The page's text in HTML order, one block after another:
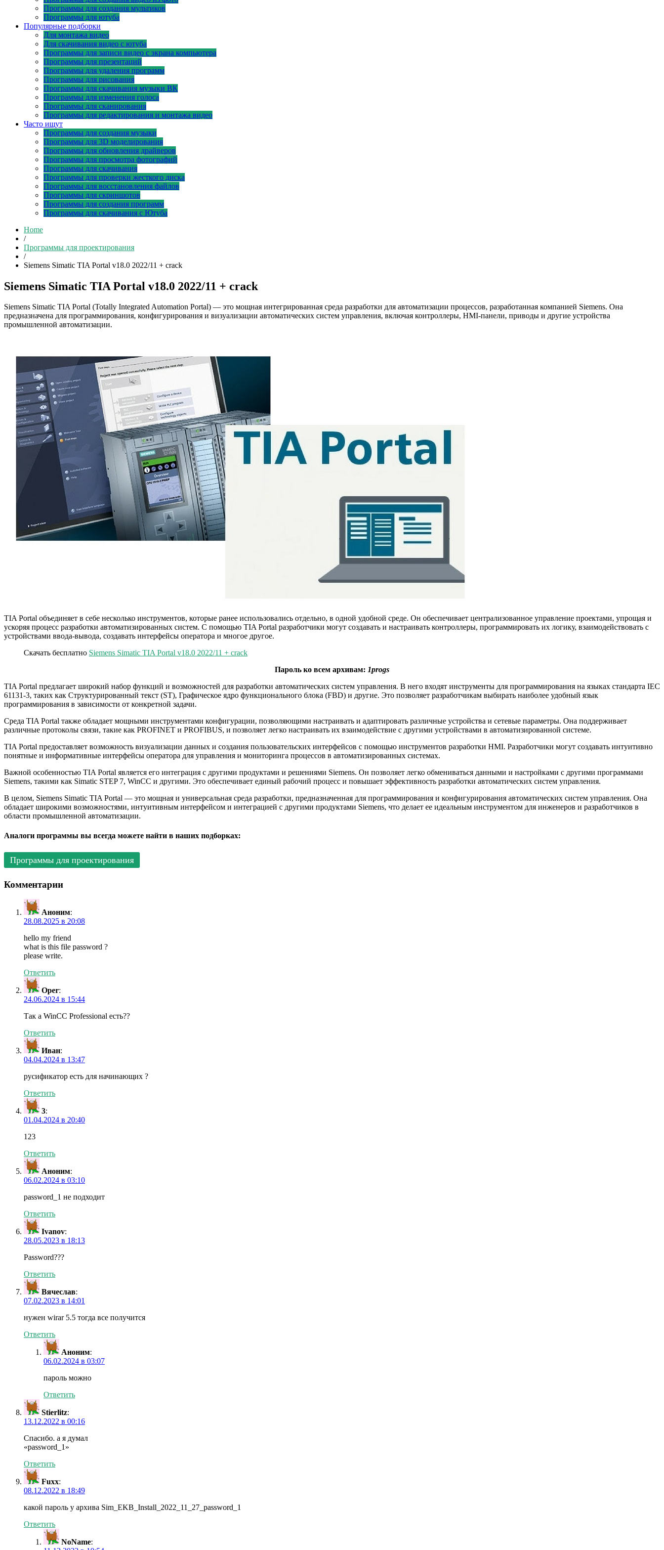
Программы для создания мультиков
Программы для ютуба
Популярные подборки
Для монтажа видео
Для скачивания видео с ютуба
Программы для записи видео с экрана компьютера
Программы для презентаций
Программы для удаления программ
Программы для рисования
Программы для скачивания музыки ВК
Программы для изменения голоса
Программы для сканирования
Программы для редактирования и монтажа видео
Часто ищут
Программы для создания музыки
Программы для 3D моделирования
Программы для обновления драйверов
Программы для просмотра фотографий
Программы для скачивания
Программы для проверки жесткого диска
Программы для восстановления файлов
Программы для скриншотов
Программы для создания программ
Программы для скачивания с Ютуба
Home
/
Программы для проектирования
/
Siemens Simatic TIA Portal v18.0 2022/11 + crack
Siemens Simatic TIA Portal v18.0 2022/11 + crack
Siemens Simatic TIA Portal (Totally Integrated Automation Portal) — это мощная интегрированная среда разработки для автоматизации процессов, разработанная компанией Siemens. Она
предназначена для программирования, конфигурирования и визуализации автоматических систем управления, включая контроллеры, HMI-панели, приводы и другие устройства
промышленной автоматизации.
TIA Portal объединяет в себе несколько инструментов, которые ранее использовались отдельно, в одной удобной среде. Он обеспечивает централизованное управление проектами, упрощая и
ускоряя процесс разработки автоматизированных систем. С помощью TIA Portal разработчики могут создавать и настраивать контроллеры, программировать их логику, взаимодействовать с
устройствами ввода-вывода, создавать интерфейсы оператора и многое другое.
Скачать бесплатно Siemens Simatic TIA Portal v18.0 2022/11 + crack
Пароль ко всем архивам: 1progs
TIA Portal предлагает широкий набор функций и возможностей для разработки автоматических систем управления. В него входят инструменты для программирования на языках стандарта IEC
61131-3, таких как Структурированный текст (ST), Графическое ядро функционального блока (FBD) и другие. Это позволяет разработчикам выбирать наиболее удобный язык
программирования в зависимости от конкретной задачи.
Среда TIA Portal также обладает мощными инструментами конфигурации, позволяющими настраивать и адаптировать различные устройства и сетевые параметры. Она поддерживает
различные протоколы связи, такие как PROFINET и PROFIBUS, и позволяет легко настраивать их взаимодействие с другими устройствами в автоматизированной системе.
TIA Portal предоставляет возможность визуализации данных и создания пользовательских интерфейсов с помощью инструментов разработки HMI. Разработчики могут создавать интуитивно
понятные и информативные интерфейсы оператора для управления и мониторинга процессов в автоматизированных системах.
Важной особенностью TIA Portal является его интеграция с другими продуктами и решениями Siemens. Он позволяет легко обмениваться данными и настройками с другими программами
Siemens, такими как Simatic STEP 7, WinCC и другими. Это обеспечивает единый рабочий процесс и повышает эффективность разработки автоматических систем управления.
В целом, Siemens Simatic TIA Portal — это мощная и универсальная среда разработки, предназначенная для программирования и конфигурирования автоматических систем управления. Она
обладает широкими возможностями, интуитивным интерфейсом и интеграцией с другими продуктами Siemens, что делает ее идеальным инструментом для инженеров и разработчиков в
области промышленной автоматизации.
Аналоги программы вы всегда можете найти в наших подборках:
Программы для проектирования
Комментарии
Аноним:
28.08.2025 в 20:08
hello my friend
what is this file password ?
please write.
Ответить
Oper:
24.06.2024 в 15:44
Так а WinCC Professional есть??
Ответить
Иван:
04.04.2024 в 13:47
русификатор есть для начинающих ?
Ответить
3:
01.04.2024 в 20:40
123
Ответить
Аноним:
06.02.2024 в 03:10
password_1 не подходит
Ответить
Ivanov:
28.05.2023 в 18:13
Password???
Ответить
Вячеслав:
07.02.2023 в 14:01
нужен wirar 5.5 тогда все получится
Ответить
Аноним:
06.02.2024 в 03:07
пароль можно
Ответить
Stierlitz:
13.12.2022 в 00:16
Cпасибо. а я думал
«password_1»
Ответить
Fuxx:
08.12.2022 в 18:49
какой пароль у архива Sim_EKB_Install_2022_11_27_password_1
Ответить
NoName: